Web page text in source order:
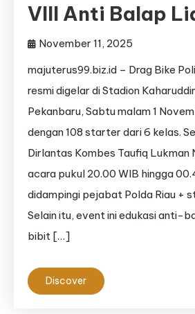
VIII Anti Balap
November 11, 2025
majuterus99.biz.id – Drag Bike
resmi digelar di Stadion
Pekanbaru, Sabtu malam 1
dengan 108 starter dari 6 kelas.
Dirlantas Kombes Taufiq Lukman
acara pukul 20.00 WIB hingga
didampingi pejabat Polda Riau +
Selain itu, event ini edukasi anti-
bibit […]
Discover